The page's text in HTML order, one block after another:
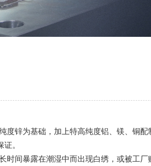
度锌为基础，加上特高纯度铝、镁、铜配
。
时间暴露在潮湿中而出现白绣，或被工厂